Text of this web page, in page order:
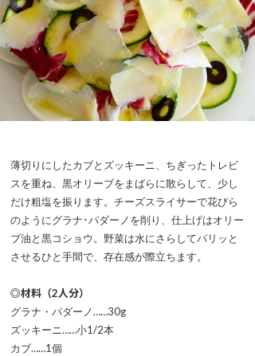
薄切りにしたカブとズッキーニ、ちぎったトレビ
スを重ね、黒オリーブをまばらに散らして、少し
だけ粗塩を振ります。チーズスライサーで花びら
のようにグラナ･パダーノを削り、仕上げはオリー
ブ油と黒コショウ。野菜は水にさらしてパリッと
させるひと手間で、存在感が際立ちます。
◎材料（2人分）
グラナ・パダーノ……30g
ズッキーニ……小1/2本
カブ……1個